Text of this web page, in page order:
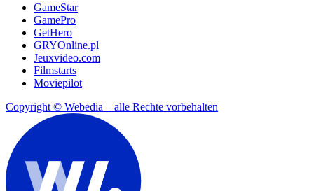
GameStar
GamePro
GetHero
GRYOnline.pl
Jeuxvideo.com
Filmstarts
Moviepilot
Copyright © Webedia – alle Rechte vorbehalten